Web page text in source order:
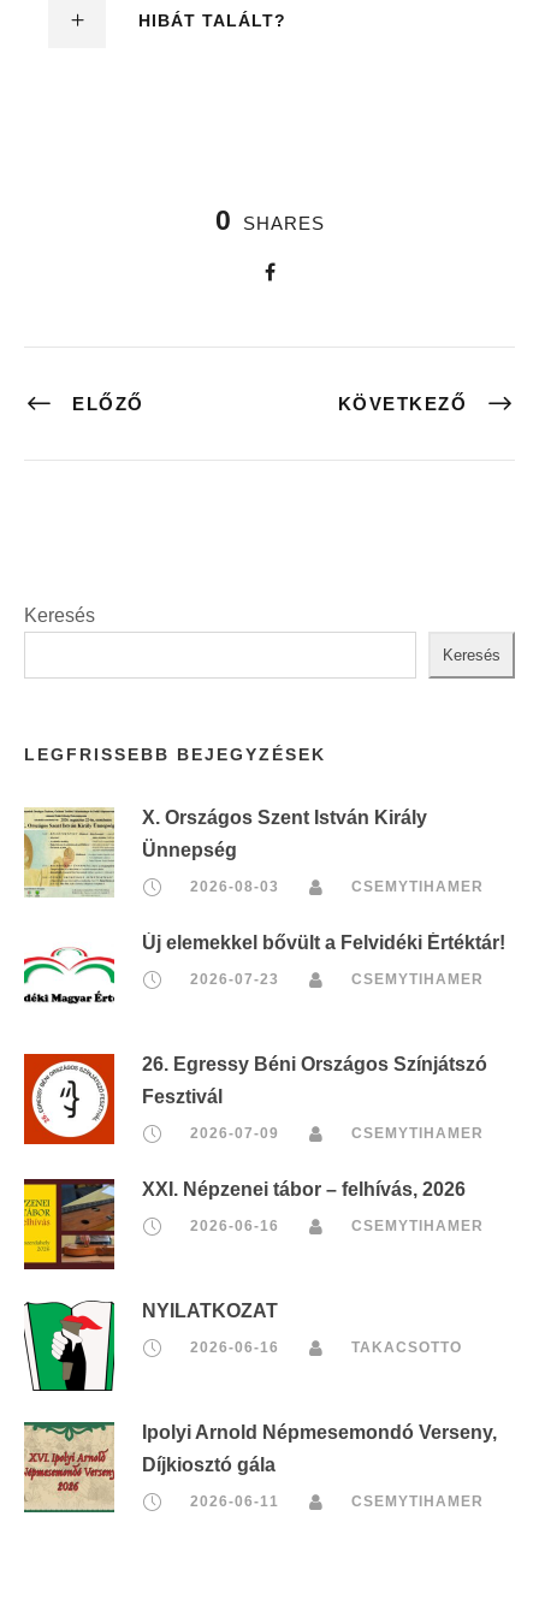
HIBÁT TALÁLT?
0 SHARES
ELŐZŐ KÖVETKEZŐ
Keresés
Keresés
LEGFRISSEBB BEJEGYZÉSEK
X. Országos Szent István Király
Ünnepség
2026-08-03 CSEMYTIHAMER
Új elemekkel bővült a Felvidéki Értéktár!
2026-07-23 CSEMYTIHAMER
26. Egressy Béni Országos Színjátszó
Fesztivál
2026-07-09 CSEMYTIHAMER
XXI. Népzenei tábor – felhívás, 2026
2026-06-16 CSEMYTIHAMER
NYILATKOZAT
2026-06-16 TAKACSOTTO
Ipolyi Arnold Népmesemondó Verseny,
Díjkiosztó gála
2026-06-11 CSEMYTIHAMER